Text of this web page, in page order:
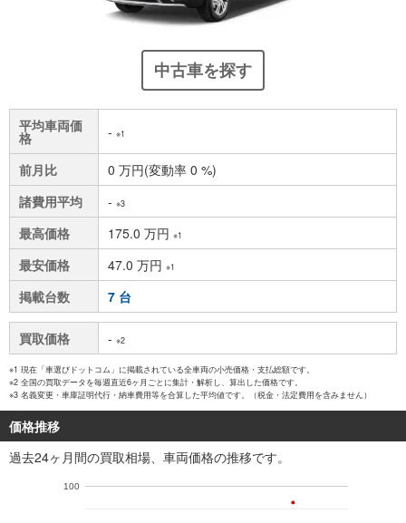
中古車を探す
平均車両価
格 - ※1
前月比
0 万円(変動率 0 %)
諸費用平均
- ※3
最高価格 175.0 万円 ※1
最安価格 47.0 万円 ※1
掲載台数 7 台
買取価格 - ※2
※1 現在「車選びドットコム」に掲載されている全車両の小売価格・支払総額です。
※2 全国の買取データを毎週直近6ヶ月ごとに集計・解析し、算出した価格です。
※3 名義変更・車庫証明代行・納車費用等を合算した平均値です。（税金・法定費用を含みません）
価格推移
過去24ヶ月間の買取相場、車両価格の推移です。
100